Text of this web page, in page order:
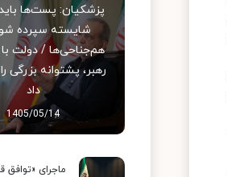
پزشکیان: پست‌ها باید
شایسته سپرده
هم‌جناحی‌ها / دولت
رهبر، پشتوانه بزرگی
داد
1405/05/14
ماجرای «توافق